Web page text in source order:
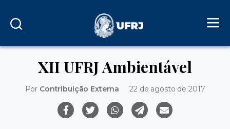
XII UFRJ Ambientável
Por Contribuição Externa 22 de agosto de 2017